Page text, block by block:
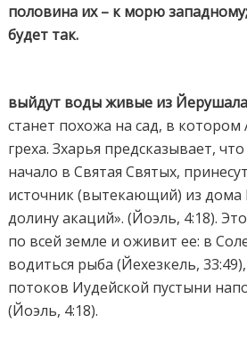
половина их – к морю
будет так.
выйдут воды живые из
станет похожа на сад, в
греха. Зхарья предсказывает,
начало в Святая Святых,
источник (вытекающий) из дома
долину акаций». (Йоэль, 4:18).
по всей земле и оживит ее: в
водиться рыба (Йехезкель,
потоков Иудейской пустыни
(Йоэль, 4:18).